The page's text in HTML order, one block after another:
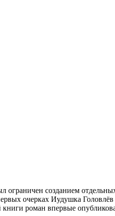
созданием
очерках Иудушка Головлёв
книги роман впервые